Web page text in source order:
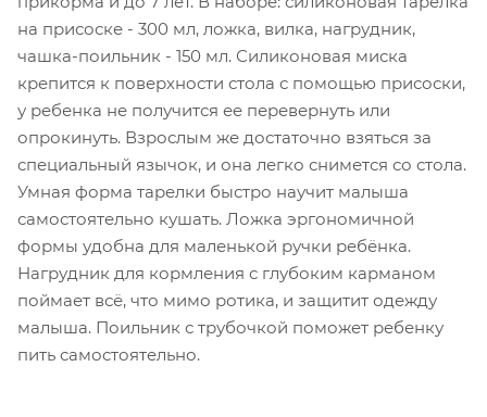
на присоске - 300 мл, ложка, вилка, нагрудник,
чашка-поильник - 150 мл. Силиконовая миска
крепится к поверхности стола с помощью присоски,
у ребенка не получится ее перевернуть или
опрокинуть. Взрослым же достаточно взяться за
специальный язычок, и она легко снимется со стола.
Умная форма тарелки быстро научит малыша
самостоятельно кушать. Ложка эргономичной
формы удобна для маленькой ручки ребёнка.
Нагрудник для кормления с глубоким карманом
поймает всё, что мимо ротика, и защитит одежду
малыша. Поильник с трубочкой поможет ребенку
пить самостоятельно.